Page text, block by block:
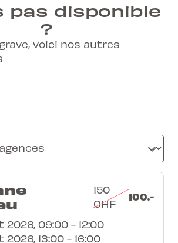
pas disponible
?
voici nos autres
150
CHF
100.-
09:00 - 12:00
13:00 - 16:00